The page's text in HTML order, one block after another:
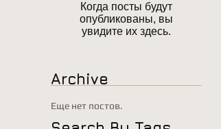
Когда посты будут
опубликованы, вы
увидите их здесь.
Archive
Еще нет постов.